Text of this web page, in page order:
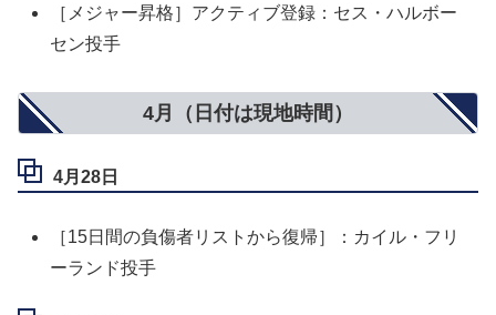
［メジャー昇格］アクティブ登録：セス・ハルボー
セン投手
4月（日付は現地時間）
4月28日
［15日間の負傷者リストから復帰］：カイル・フリ
ーランド投手